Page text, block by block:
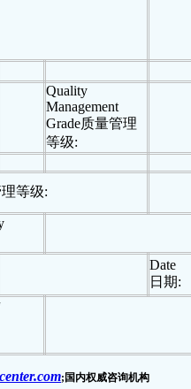
Quality
Management
Grade质量管理
等级:
等级:
Date
日期:
; 国内权威咨询机构